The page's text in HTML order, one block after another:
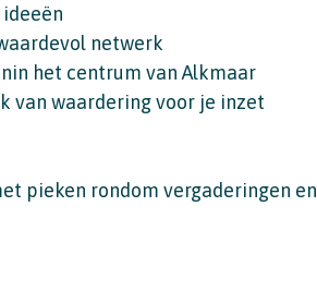
netwerk
het centrum van Alkmaar
van waardering voor je inzet
pieken rondom vergaderingen en